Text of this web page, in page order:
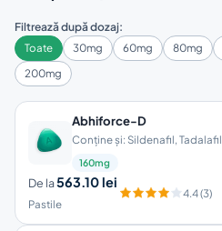
Filtrează după dozaj:
Toate
30mg 60mg 80mg
200mg
Abhiforce-D
Conține și: Sildenafil, Tadalafil
160mg
De la563.10 lei
Pastile
4.4 (3)